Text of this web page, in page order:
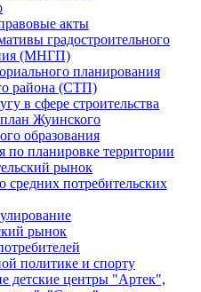
акты
градостроительного
(МНГП)
планирования
района (СТП)
в сфере строительства
Жуинского
образования
по планировке территории
рынок
потребительских
рынок
политике и спорту
детские центры "Артек",